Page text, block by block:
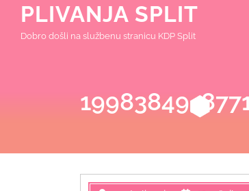
PLIVANJA SPLIT
Dobro došli na službenu stranicu KDP Split